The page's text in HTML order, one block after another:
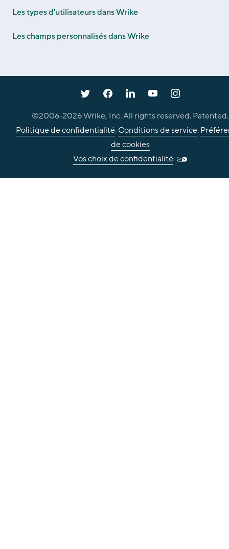
Les types d'utilisateurs dans Wrike
Les champs personnalisés dans Wrike
©2006-2026Wrike, Inc. All rights reserved. Patented.
Politique de confidentialité.Conditions de service.
de cookies
Vos choix de confidentialité